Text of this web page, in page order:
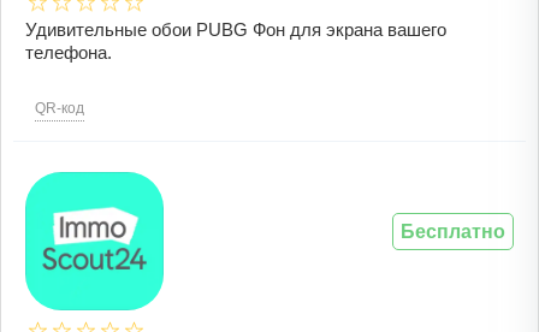
Удивительные обои PUBG Фон для экрана вашего
телефона.
QR-код
Бесплатно